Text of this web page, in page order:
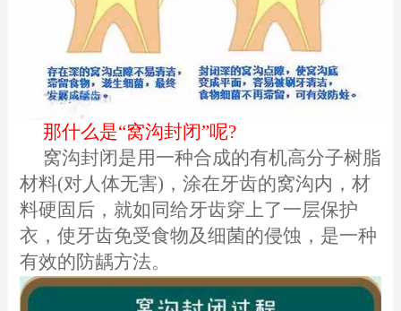
那什么是“窝沟封闭”呢?
窝沟封闭是用一种合成的有机高分子树脂
材料(对人体无害)，涂在牙齿的窝沟内，材
料硬固后，就如同给牙齿穿上了一层保护
衣，使牙齿免受食物及细菌的侵蚀，是一种
有效的防龋方法。